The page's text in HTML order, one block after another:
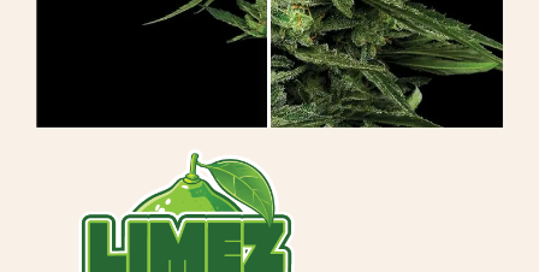
Erhaltung der karibischen Genetik